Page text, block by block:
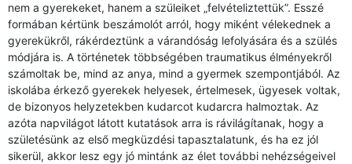
nem a gyerekeket, hanem a szüleiket „felvételiztettük”. Esszé
formában kértünk beszámolót arról, hogy miként vélekednek a
gyerekükről, rákérdeztünk a várandóság lefolyására és a szülés
módjára is. A történetek többségében traumatikus élményekről
számoltak be, mind az anya, mind a gyermek szempontjából. Az
iskolába érkező gyerekek helyesek, értelmesek, ügyesek voltak,
de bizonyos helyzetekben kudarcot kudarcra halmoztak. Az
azóta napvilágot látott kutatások arra is rávilágítanak, hogy a
születésünk az első megküzdési tapasztalatunk, és ha ez jól
sikerül, akkor lesz egy jó mintánk az élet további nehézségeivel